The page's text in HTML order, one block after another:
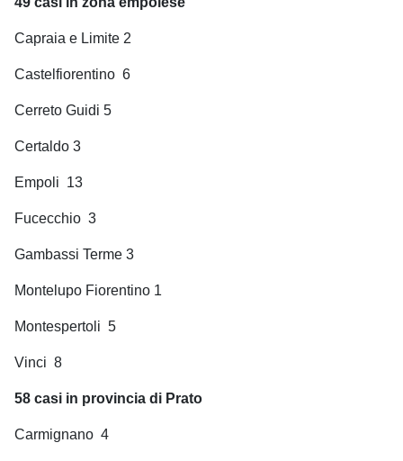
Capraia e Limite 2
Castelfiorentino 6
Cerreto Guidi 5
Certaldo 3
Empoli 13
Fucecchio 3
Gambassi Terme 3
Montelupo Fiorentino 1
Montespertoli 5
Vinci 8
58 casi in provincia di Prato
Carmignano 4